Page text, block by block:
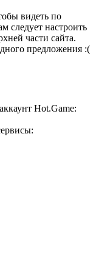
видеть по
следует настроить
части сайта.
предложения :(
Hot.Game: